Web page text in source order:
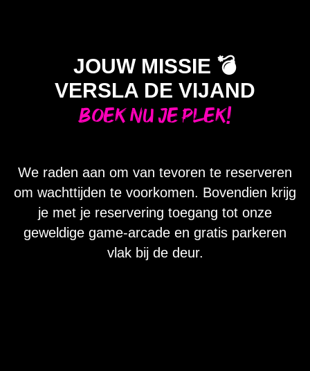
JOUW MISSIE 💣
VERSLA DE VIJAND
Boek nu je plek!
We raden aan om van tevoren te reserveren
om wachttijden te voorkomen. Bovendien krijg
je met je reservering toegang tot onze
geweldige game-arcade en gratis parkeren
vlak bij de deur.